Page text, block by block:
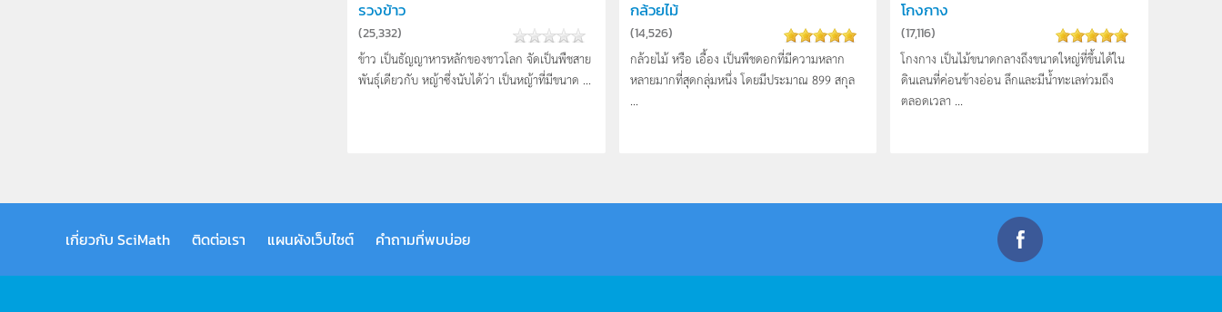
รวงข้าว
(25,332)
ข้าว เป็นธัญญาหารหลักของชาวโลก จัดเป็นพืชสาย
พันธุ์เดียวกับ หญ้าซึ่งนับได้ว่า เป็นหญ้าที่มีขนาด ...
กล้วยไม้
(14,526)
กล้วยไม้ หรือ เอื้อง เป็นพืชดอกที่มีความหลาก
หลายมากที่สุดกลุ่มหนึ่ง โดยมีประมาณ 899 สกุล
...
โกงกาง
(17,116)
โกงกาง เป็นไม้ขนาดกลางถึงขนาดใหญ่ที่ขึ้นได้ใน
ดินเลนที่ค่อนข้างอ่อน ลึกและมีน้ำทะเลท่วมถึง
ตลอดเวลา ...
เกี่ยวกับ SciMath ติดต่อเรา แผนผังเว็บไซต์ คำถามที่พบบ่อย